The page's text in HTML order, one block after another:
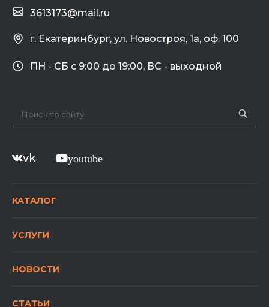
г. Екатеринбург, ул. Новостроя, 1а, оф. 100
3613173@mail.ru
ПН - СБ с 9:00 до 19:00, ВС - выходной
vk youtube
КАТАЛОГ
УСЛУГИ
НОВОСТИ
СТАТЬИ